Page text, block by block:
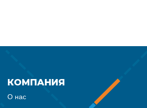
КОМПАНИЯ
О нас